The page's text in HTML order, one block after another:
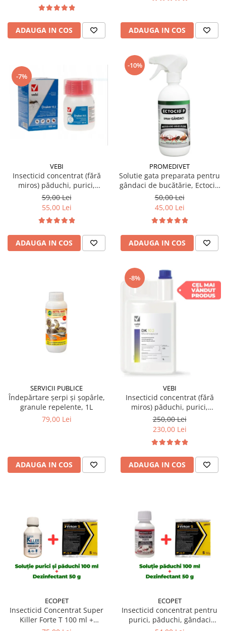
ADAUGA IN COS ADAUGA IN COS
-7%
VEBI
Insecticid concentrat (fără
miros) păduchi, purici,
gândaci, furnici, muște,
țânțari, DRAKER 100ml
59,00 Lei
55,00 Lei
ADAUGA IN COS
-10%
PROMEDIVET
Solutie gata preparata pentru
gândaci de bucătărie, Ectocid
spray, 500ml
50,00 Lei
45,00 Lei
ADAUGA IN COS
SERVICII PUBLICE
Îndepărtare șerpi și șopârle,
granule repelente, 1L
79,00 Lei
ADAUGA IN COS
-8%
VEBI
Insecticid concentrat (fără
miros) păduchi, purici,
gândaci, furnici, muște,
țânțari, DRAKER 1 Litru
250,00 Lei
230,00 Lei
ADAUGA IN COS
ECOPET
Insecticid Concentrat Super
Killer Forte T 100 ml +
ECOPET
Insecticid concentrat pentru
purici, păduchi, gândaci